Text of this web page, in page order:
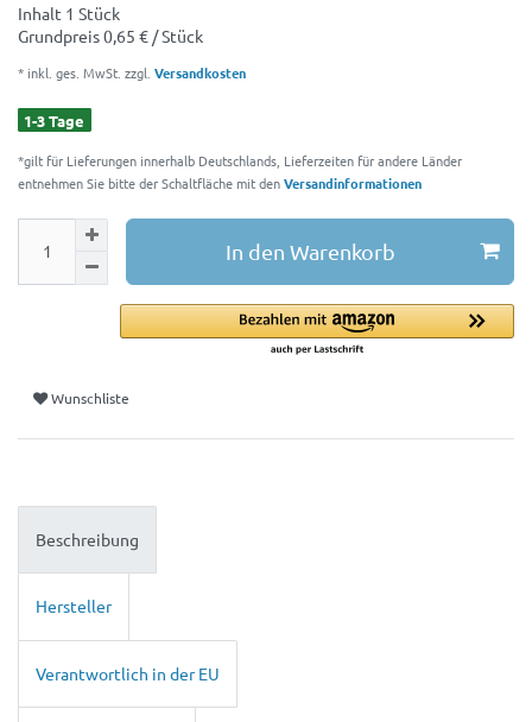
Inhalt 1 Stück
Grundpreis0,65 € / Stück
* inkl. ges. MwSt. zzgl. Versandkosten
1-3 Tage
*gilt für Lieferungen innerhalb Deutschlands, Lieferzeiten für andere Länder
entnehmen Sie bitte der Schaltfläche mit denVersandinformationen
In den Warenkorb
Wunschliste
Beschreibung
Hersteller
Verantwortlich in der EU